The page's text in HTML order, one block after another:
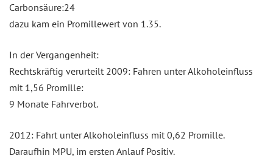
Carbonsäure:24
dazu kam ein Promillewert von 1.35.
In der Vergangenheit:
Rechtskräftig verurteilt 2009: Fahren unter Alkoholeinfluss
mit 1,56 Promille:
9 Monate Fahrverbot.
2012: Fahrt unter Alkoholeinfluss mit 0,62 Promille.
Daraufhin MPU, im ersten Anlauf Positiv.